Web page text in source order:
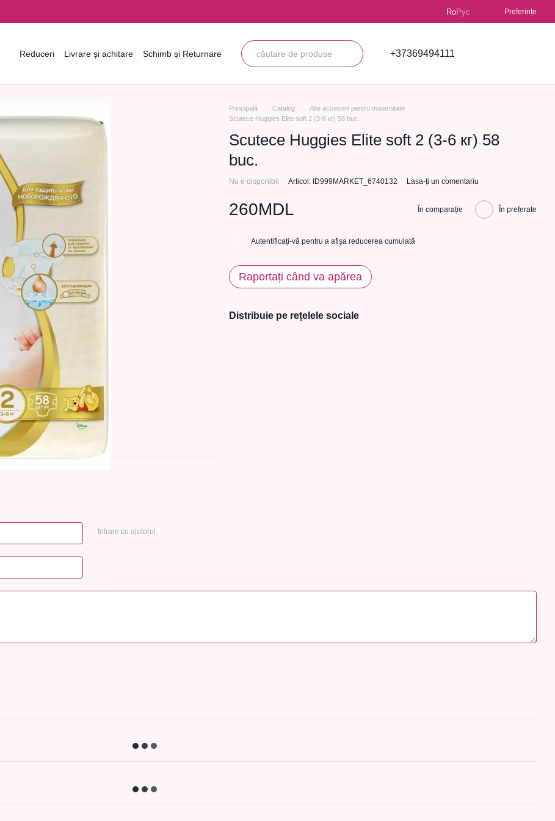
RoРус Preferințe
Reduceri Livrare și achitare
Schimb și Returnare
+37369494111
Principală Catalog
Alte accesorii pentru maternitate
Scutece Huggies Elite soft 2 (3-6 кг) 58 buc.
Scutece Huggies Elite soft 2 (3-6 кг) 58
buc.
Nu e disponibil Articol: ID999MARKET_6740132 Lasa-ți un comentariu
260MDL În comparație În preferate
Autentificați-văpentru a afișa reducerea cumulată
Raportați când va apărea
Distribuie pe rețelele sociale
Intrare cu ajutorul